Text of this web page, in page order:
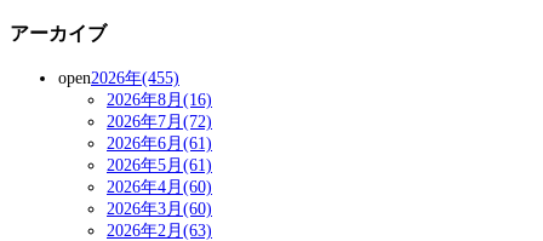
アーカイブ
open2026年(455)
2026年8月(16)
2026年7月(72)
2026年6月(61)
2026年5月(61)
2026年4月(60)
2026年3月(60)
2026年2月(63)